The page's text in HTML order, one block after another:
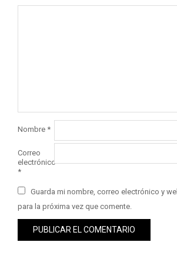
Nombre *
Correo
electrónico
*
Guarda mi nombre, correo electrónico y
para la próxima vez que comente.